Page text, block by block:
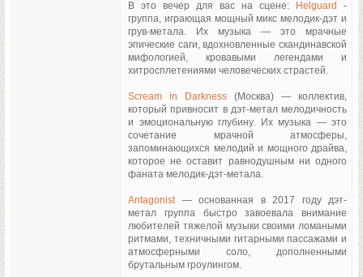
В это вечер для вас на сцене: Helguard
-
группа, играющая мощный микс мелодик-дэт и
грув-метала. Их музыка — это мрачные
эпические саги, вдохновленные скандинавской
мифологией, кровавыми легендами и
хитросплетениями человеческих страстей.
Scream in Darkness (Москва) — коллектив,
который привносит в дэт-метал мелодичность
и эмоциональную глубину. Их музыка — это
сочетание мрачной атмосферы,
запоминающихся мелодий и мощного драйва,
которое не оставит равнодушным ни одного
фаната мелодик-дэт-метала.
Antagonist — основанная в 2017 году дэт-
метал группа быстро завоевала внимание
любителей тяжелой музыки своими ломаными
ритмами, техничными гитарными пассажами и
атмосферными соло, дополненными
брутальным гроулингом.